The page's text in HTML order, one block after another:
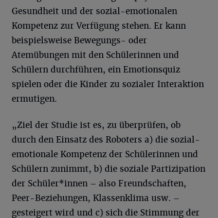
Gesundheit und der sozial-emotionalen
Kompetenz zur Verfügung stehen. Er kann
beispielsweise Bewegungs- oder
Atemübungen mit den Schülerinnen und
Schülern durchführen, ein Emotionsquiz
spielen oder die Kinder zu sozialer Interaktion
ermutigen.
„Ziel der Studie ist es, zu überprüfen, ob
durch den Einsatz des Roboters a) die sozial-
emotionale Kompetenz der Schülerinnen und
Schülern zunimmt, b) die soziale Partizipation
der Schüler*innen – also Freundschaften,
Peer-Beziehungen, Klassenklima usw. –
gesteigert wird und c) sich die Stimmung der